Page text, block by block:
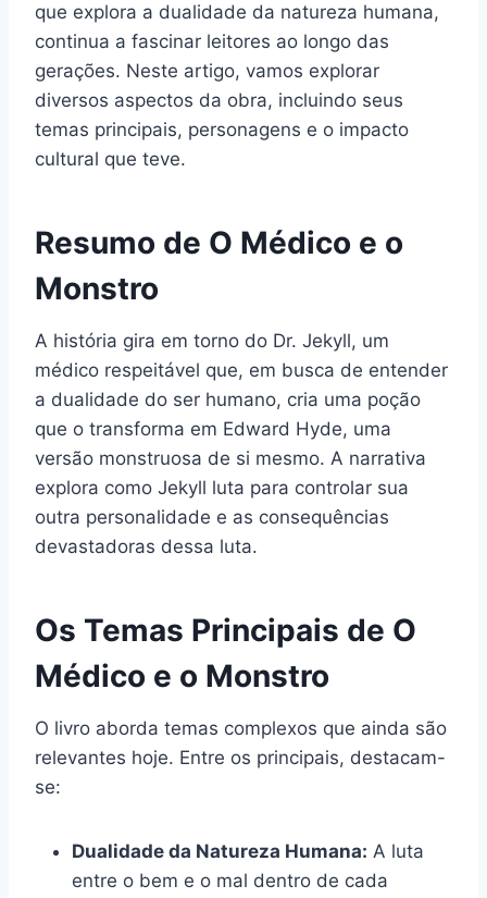
que explora a dualidade da natureza humana,
continua a fascinar leitores ao longo das
gerações. Neste artigo, vamos explorar
diversos aspectos da obra, incluindo seus
temas principais, personagens e o impacto
cultural que teve.
Resumo de O Médico e o
Monstro
A história gira em torno do Dr. Jekyll, um
médico respeitável que, em busca de entender
a dualidade do ser humano, cria uma poção
que o transforma em Edward Hyde, uma
versão monstruosa de si mesmo. A narrativa
explora como Jekyll luta para controlar sua
outra personalidade e as consequências
devastadoras dessa luta.
Os Temas Principais de O
Médico e o Monstro
O livro aborda temas complexos que ainda são
relevantes hoje. Entre os principais, destacam-
se:
Dualidade da Natureza Humana: A luta
entre o bem e o mal dentro de cada